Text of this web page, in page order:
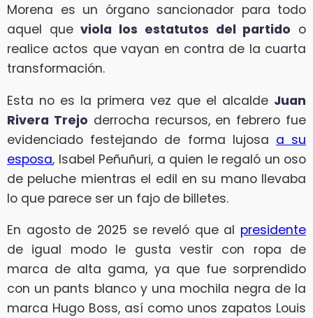
Morena es un órgano sancionador para todo
aquel queviola los estatutos del partido o
realice actos que vayan en contra de la cuarta
transformación.
Esta no es la primera vez que el alcalde Juan
Rivera Trejo derrocha recursos, en febrero fue
evidenciado festejando de forma lujosa a su
esposa, Isabel Peñuñuri, a quien le regaló un oso
de peluche mientras el edil en su mano llevaba
lo que parece ser un fajo de billetes.
En agosto de 2025 se reveló que al presidente
de igual modo le gusta vestir con ropa de
marca de alta gama, ya que fue sorprendido
con un pants blanco y una mochila negra de la
marca Hugo Boss, así como unos zapatos Louis